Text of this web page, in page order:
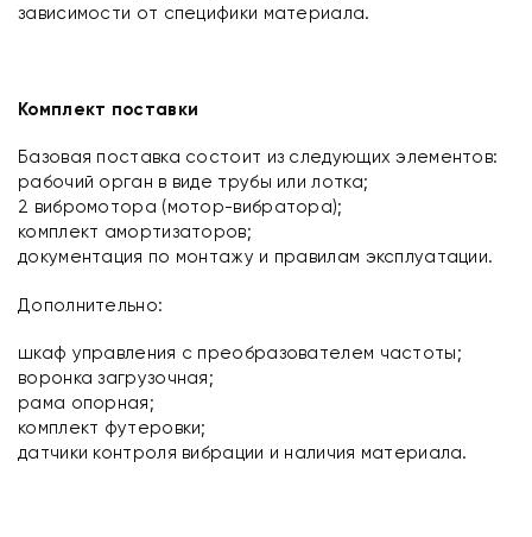
зависимости от специфики материала.
Комплект поставки
Базовая поставка состоит из следующих элементов:
рабочий орган в виде трубы или лотка;
2 вибромотора (мотор-вибратора);
комплект амортизаторов;
документация по монтажу и правилам эксплуатации.
Дополнительно:
шкаф управления с преобразователем частоты;
воронка загрузочная;
рама опорная;
комплект футеровки;
датчики контроля вибрации и наличия материала.